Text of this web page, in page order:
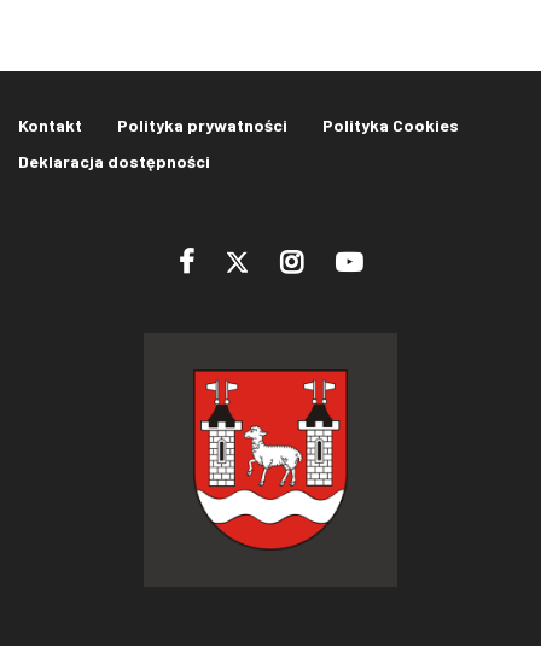
Kontakt Polityka prywatności
Polityka Cookies
Deklaracja dostępności